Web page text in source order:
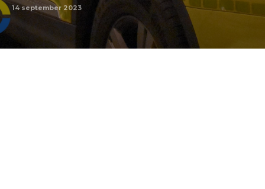
14 september 2023